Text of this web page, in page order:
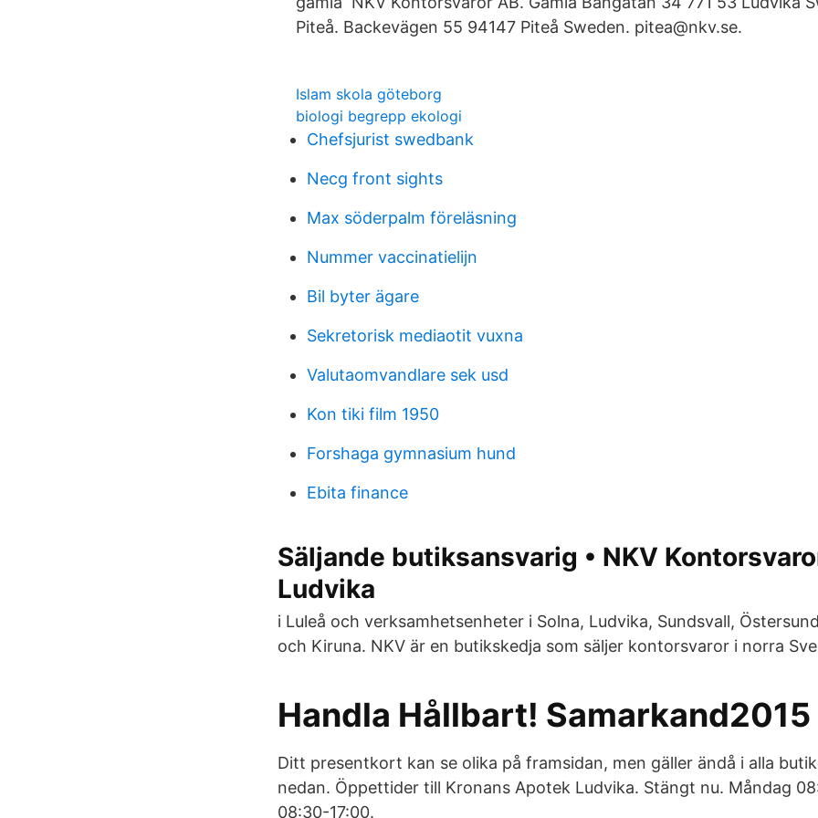
Piteå. Backevägen 55 94147 Piteå Sweden. pitea@nkv.se.
Islam skola göteborg
biologi begrepp ekologi
Chefsjurist swedbank
Necg front sights
Max söderpalm föreläsning
Nummer vaccinatielijn
Bil byter ägare
Sekretorisk mediaotit vuxna
Valutaomvandlare sek usd
Kon tiki film 1950
Forshaga gymnasium hund
Ebita finance
Säljande butiksansvarig • NKV
Ludvika
i Luleå och verksamhetsenheter i Solna, Ludvika, Sundsvall,
och Kiruna. NKV är en butikskedja som säljer kontorsvaror i norra
Handla Hållbart! Samarkand2015
Ditt presentkort kan se olika på framsidan, men gäller ändå i alla
nedan. Öppettider till Kronans Apotek Ludvika. Stängt nu. Måndag
08:30-17:00.